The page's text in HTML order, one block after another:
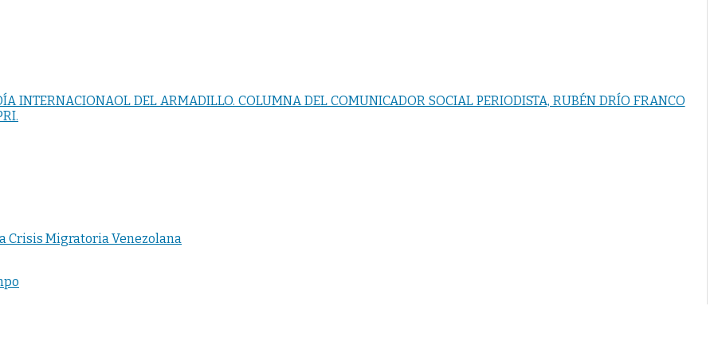
INTERNACIONAOL DEL ARMADILLO. COLUMNA DEL COMUNICADOR SOCIAL PERIODISTA, RUBÉN DRÍO FRANCO
Crisis Migratoria Venezolana